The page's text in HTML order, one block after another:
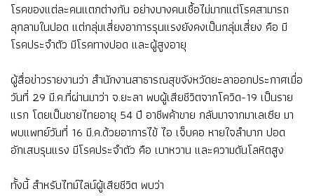
โรคของแต่ละคนแตกต่างกัน อย่างบางคนเชื้อไม่มากแต่โรคสามารถ
ลุกลามในปอด แต่กลุ่มเสี่ยงอาการรุนแรงยังคงเป็นกลุ่มเสี่ยง คือ มี
โรคประจำตัว มีโรคทางปอด และผู้สูงอายุ
ผู้สื่อข่าวรายงานว่า สำนักงานสาธารณสุขจังหวัดยะลาออกประกาศเมื่อ
วันที่ 29 มี.ค.ที่ผ่านมาว่า จ.ยะลา พบผู้เสียชีวิตจากโควิด-19 เป็นราย
แรก โดยเป็นชายไทยอายุ 54 ปี อาชีพค้าขาย กลับมาจากมาเลเซีย มา
พบแพทย์วันที่ 16 มี.ค.ด้วยอาการไข้ ไอ เจ็บคอ หายใจลำบาก ปอด
อักเสบรุนแรง มีโรคประจำตัว คือ เบาหวาน และความดันโลหิตสูง
ทั้งนี้ สำหรับไทม์ไลน์ผู้เสียชีวิต พบว่า